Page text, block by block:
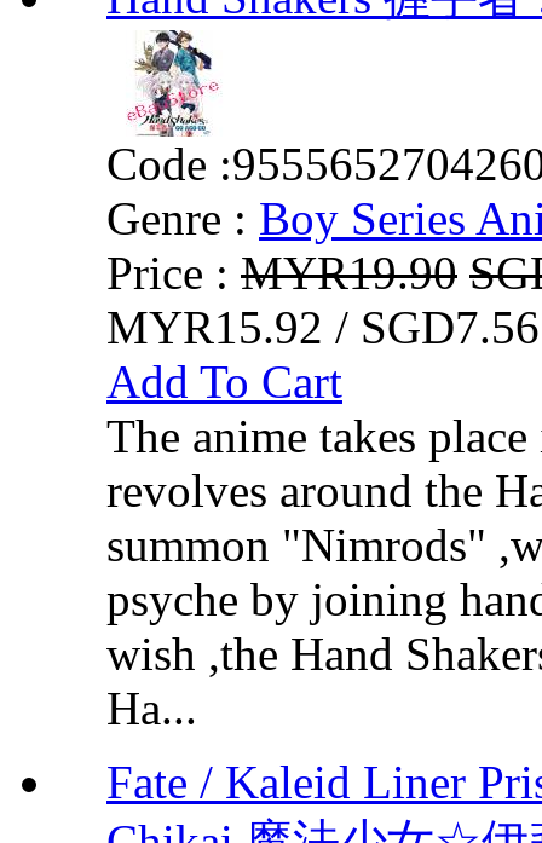
Code :
Genre : Boy Series
Price : MYR19.90
MYR15.92 /
Add To Cart
The anime takes
revolves around the
summon "Nimrods"
psyche by joining
wish ,the Hand
Ha...
Fate / Kaleid Liner